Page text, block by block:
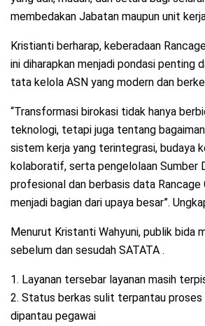
membedakan Jabatan maupun unit
Kristianti berharap, keberadaan
ini diharapkan menjadi pondasi penting
tata kelola ASN yang modern dan
“Transformasi birokasi tidak hanya
teknologi, tetapi juga tentang
sistem kerja yang terintegrasi, budaya
kolaboratif, serta pengelolaan Sumber
profesional dan berbasis data Rancage
menjadi bagian dari upaya besar”.
Menurut Kristanti Wahyuni, publik bida
sebelum dan sesudah SATATA .
1. Layanan tersebar layanan masih
2. Status berkas sulit terpantau proses
dipantau pegawai